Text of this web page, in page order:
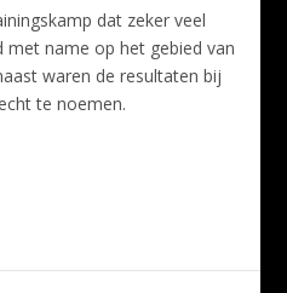
dat zeker veel
name op het gebied van
waren de resultaten bij
te noemen.